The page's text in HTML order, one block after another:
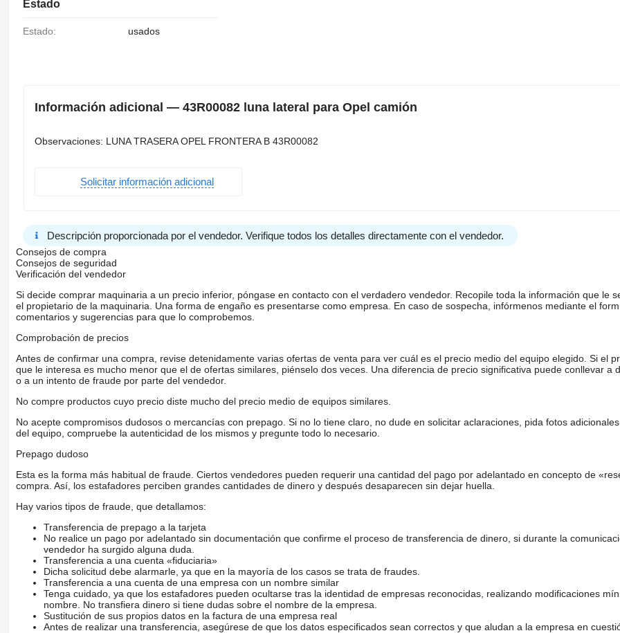
Estado
Estado: usados
Información adicional — 43R00082 luna lateral para Opel camión
Observaciones: LUNA TRASERA OPEL FRONTERA B 43R00082
Solicitar información adicional
Descripción proporcionada por el vendedor. Verifique todos los detalles directamente con el vendedor.
Consejos de compra
Consejos de seguridad
Verificación del vendedor
Si decide comprar maquinaria a un precio inferior, póngase en contacto con el verdadero vendedor. Recopile toda la información que le
el propietario de la maquinaria. Una forma de engaño es presentarse como empresa. En caso de sospecha, infórmenos mediante el
comentarios y sugerencias para que lo comprobemos.
Comprobación de precios
Antes de confirmar una compra, revise detenidamente varias ofertas de venta para ver cuál es el precio medio del equipo elegido. Si el
que le interesa es mucho menor que el de ofertas similares, piénselo dos veces. Una diferencia de precio significativa puede conllevar a
o a un intento de fraude por parte del vendedor.
No compre productos cuyo precio diste mucho del precio medio de equipos similares.
No acepte compromisos dudosos o mercancías con prepago. Si no lo tiene claro, no dude en solicitar aclaraciones, pida fotos
del equipo, compruebe la autenticidad de los mismos y pregunte todo lo necesario.
Prepago dudoso
Esta es la forma más habitual de fraude. Ciertos vendedores pueden requerir una cantidad del pago por adelantado en concepto de
compra. Así, los estafadores perciben grandes cantidades de dinero y después desaparecen sin dejar huella.
Hay varios tipos de fraude, que detallamos:
Transferencia de prepago a la tarjeta
No realice un pago por adelantado sin documentación que confirme el proceso de transferencia de dinero, si durante la
vendedor ha surgido alguna duda.
Transferencia a una cuenta «fiduciaria»
Dicha solicitud debe alarmarle, ya que en la mayoría de los casos se trata de fraudes.
Transferencia a una cuenta de una empresa con un nombre similar
Tenga cuidado, ya que los estafadores pueden ocultarse tras la identidad de empresas reconocidas, realizando modificaciones
nombre. No transfiera dinero si tiene dudas sobre el nombre de la empresa.
Sustitución de sus propios datos en la factura de una empresa real
Antes de realizar una transferencia, asegúrese de que los datos especificados sean correctos y que aludan a la empresa en